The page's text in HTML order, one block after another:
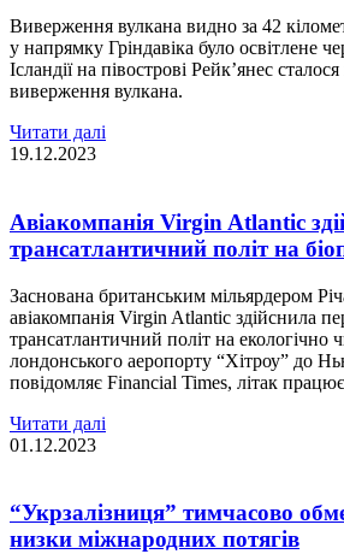
Виверження вулкана видно за 42
у напрямку Гріндавіка було освітлене
Ісландії на півострові Рейк’янес
виверження вулкана.
Читати далі
19.12.2023
Авіакомпанія Virgin Atlantic
трансатлантичний політ на
Заснована британським мільярдером
авіакомпанія Virgin Atlantic здійснила
трансатлантичний політ на екологічно
лондонського аеропорту “Хітроу” до
повідомляє Financial Times, літак працює
Читати далі
01.12.2023
“Укрзалізниця” тимчасово
низки міжнародних потягів